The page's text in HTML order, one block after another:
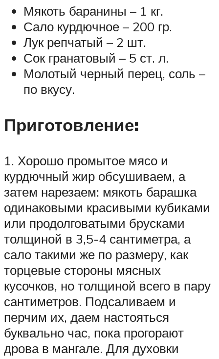
Мякоть баранины – 1 кг.
Сало курдючное – 200 гр.
Лук репчатый – 2 шт.
Сок гранатовый – 5 ст. л.
Молотый черный перец, соль –
по вкусу.
Приготовление:
1. Хорошо промытое мясо и
курдючный жир обсушиваем, а
затем нарезаем: мякоть барашка
одинаковыми красивыми кубиками
или продолговатыми брусками
толщиной в 3,5-4 сантиметра, а
сало такими же по размеру, как
торцевые стороны мясных
кусочков, но толщиной всего в пару
сантиметров. Подсаливаем и
перчим их, даем настояться
буквально час, пока прогорают
дрова в мангале. Для духовки